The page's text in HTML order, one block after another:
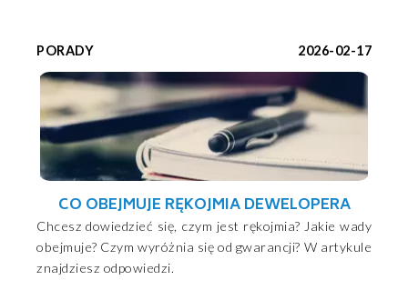
PORADY 2026-02-17
CO OBEJMUJE RĘKOJMIA DEWELOPERA
Chcesz dowiedzieć się, czym jest rękojmia? Jakie wady
obejmuje? Czym wyróżnia się od gwarancji? W artykule
znajdziesz odpowiedzi.